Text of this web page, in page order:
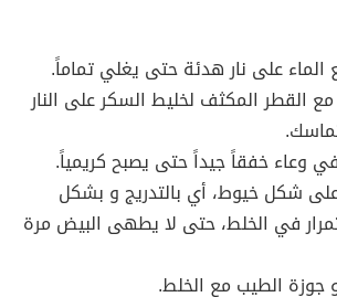
على نار هدئة حتى يغلي تماماً.
القطر المكثف لخليط السكر على النار
وعاء خفقاً جيداً حتى يصبح كريمياً.
شكل خيوط، أي بالتدريج و بشكل
في الخلط، حتى لا يطهى البيض مرة
الطيب مع الخلط.